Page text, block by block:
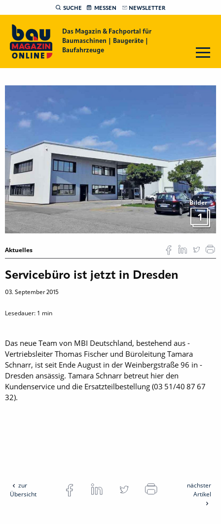
SUCHE MESSEN NEWSLETTER
Das Magazin & Fachportal für
Baumaschinen | Baugeräte |
Baufahrzeuge
Bilder
1
Aktuelles
Servicebüro ist jetzt in Dresden
03. September 2015
Lesedauer: 1 min
Das neue Team von MBI Deutschland, bestehend aus ­
Vertriebsleiter Thomas Fischer und Büroleitung ­Tamara
Schnarr, ist seit Ende August in der Weinbergstraße 96 in ­
Dresden ansässig. Tamara Schnarr betreut hier den
Kundenservice und die Ersatzteilbestellung (03 51/40 87 67
32).
zur
Übersicht
nächster
Artikel